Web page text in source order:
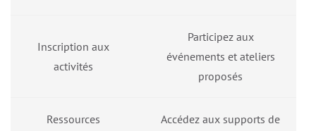
Inscription aux
activités
Participez aux
événements et ateliers
proposés
Ressources
Accédez aux supports de